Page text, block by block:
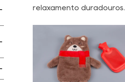
relaxamento duradouros.